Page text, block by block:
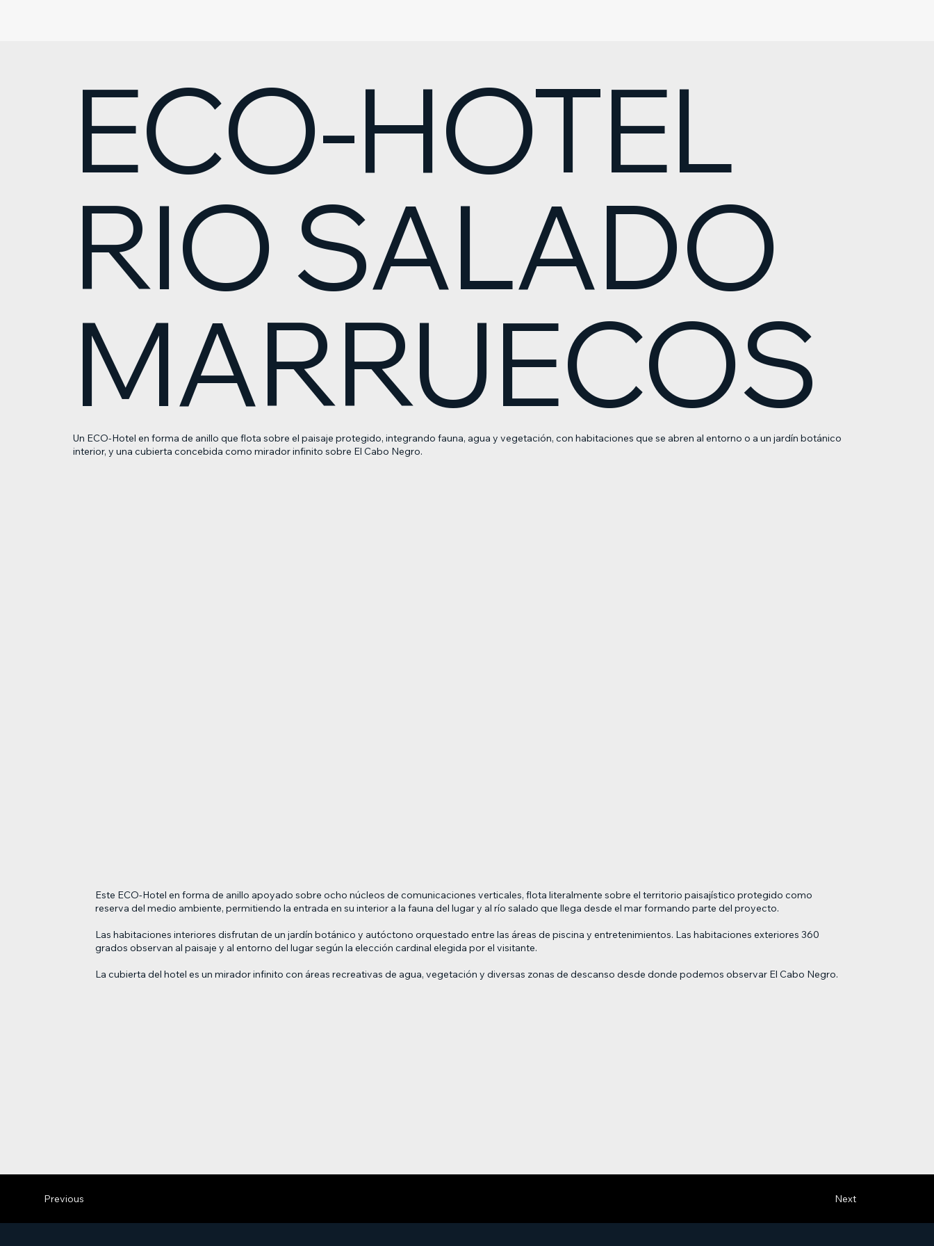
ECO-HOTEL
RIO SALADO
MARRUECOS
Un ECO-Hotel en forma de anillo que flota sobre el paisaje protegido, integrando fauna, agua y vegetación, con habitaciones que se abren al entorno o a un jardín botánico
interior, y una cubierta concebida como mirador infinito sobre El Cabo Negro.
Este ECO-Hotel en forma de anillo apoyado sobre ocho núcleos de comunicaciones verticales, flota literalmente sobre el territorio paisajístico protegido como
reserva del medio ambiente, permitiendo la entrada en su interior a la fauna del lugar y al río salado que llega desde el mar formando parte del proyecto.
Las habitaciones interiores disfrutan de un jardín botánico y autóctono orquestado entre las áreas de piscina y entretenimientos. Las habitaciones exteriores 360
grados observan al paisaje y al entorno del lugar según la elección cardinal elegida por el visitante.
La cubierta del hotel es un mirador infinito con áreas recreativas de agua, vegetación y diversas zonas de descanso desde donde podemos observar El Cabo Negro.
Next
Previous